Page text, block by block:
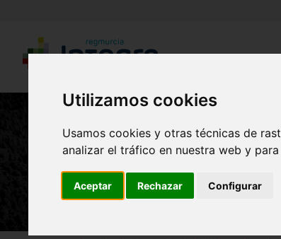
Utilizamos cookies
Usamos cookies y otras técnicas de
analizar el tráfico en nuestra web y
Aceptar Rechazar Configurar